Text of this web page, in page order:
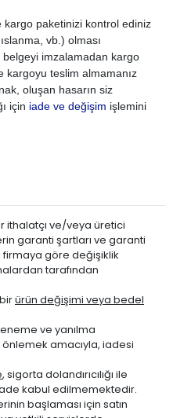
paketinizi kontrol ediniz
vb.) olması
imzalamadan kargo
kargoyu teslim almamanız
oluşan hasarın siz
için iade ve değişim işlemini
ithalatçı ve/veya üretici
garanti şartları ve garanti
göre değişiklik
tarafından
ürün değişimi veya bedel
ve yanılma
önlemek amacıyla, iadesi
, sigorta dolandırıcılığı ile
kabul edilmemektedir.
başlaması için satın